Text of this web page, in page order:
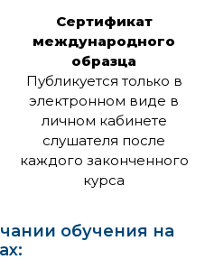
Сертификат
международного
образца
Публикуется только в
электронном виде в
личном кабинете
слушателя после
каждого законченного
курса
обучения на